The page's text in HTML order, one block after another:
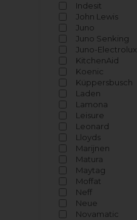
Indesit
John Lewis
Juno
Juno Senking
Juno-Electrolux
KitchenAid
Koenic
Küppersbusch
Laden
Lamona
Leisure
Leonard
Lloyds
Marijnen
Matura
Maytag
Moffat
Neff
Neue
Novamatic